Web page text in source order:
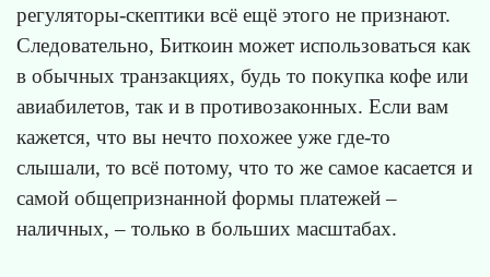
регуляторы-скептики всё ещё этого не признают.
Следовательно, Биткоин может использоваться как
в обычных транзакциях, будь то покупка кофе или
авиабилетов, так и в противозаконных. Если вам
кажется, что вы нечто похожее уже где-то
слышали, то всё потому, что то же самое касается и
самой общепризнанной формы платежей –
наличных, – только в больших масштабах.